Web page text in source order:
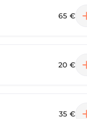
65 €
20 €
35 €